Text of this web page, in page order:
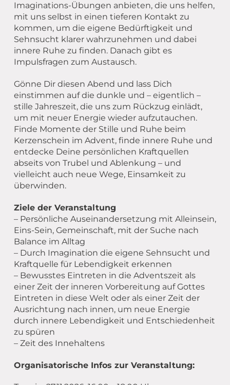
Imaginations-Übungen anbieten, die uns helfen,
mit uns selbst in einen tieferen Kontakt zu
kommen, um die eigene Bedürftigkeit und
Sehnsucht klarer wahrzunehmen und dabei
innere Ruhe zu finden. Danach gibt es
Impulsfragen zum Austausch.
Gönne Dir diesen Abend und lass Dich
einstimmen auf die dunkle und – eigentlich –
stille Jahreszeit, die uns zum Rückzug einlädt,
um mit neuer Energie wieder aufzutauchen.
Finde Momente der Stille und Ruhe beim
Kerzenschein im Advent, finde innere Ruhe und
entdecke Deine persönlichen Kraftquellen
abseits von Trubel und Ablenkung – und
vielleicht auch neue Wege, Einsamkeit zu
überwinden.
Ziele der Veranstaltung
– Persönliche Auseinandersetzung mit Alleinsein,
Eins-Sein, Gemeinschaft, mit der Suche nach
Balance im Alltag
– Durch Imagination die eigene Sehnsucht und
Kraftquelle für Lebendigkeit erkennen
– Bewusstes Eintreten in die Adventszeit als
einer Zeit der inneren Vorbereitung auf Gottes
Eintreten in diese Welt oder als einer Zeit der
Ausrichtung nach innen, um neue Energie
durch innere Lebendigkeit und Entschiedenheit
zu spüren
– Zeit des Innehaltens
Organisatorische Infos zur Veranstaltung: